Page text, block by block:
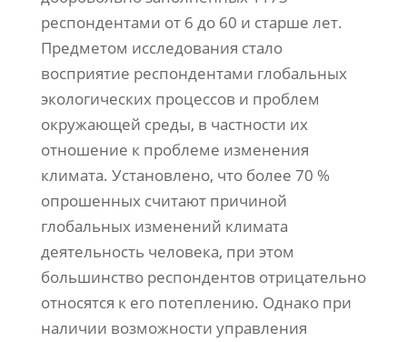
респондентами от 6 до 60 и старше лет.
Предметом исследования стало
восприятие респондентами глобальных
экологических процессов и проблем
окружающей среды, в частности их
отношение к проблеме изменения
климата. Установлено, что более 70 %
опрошенных считают причиной
глобальных изменений климата
деятельность человека, при этом
большинство респондентов отрицательно
относятся к его потеплению. Однако при
наличии возможности управления